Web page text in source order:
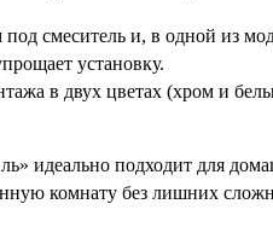
смеситель и, в одной из
установку.
в двух цветах (хром и
идеально подходит для
комнату без лишних